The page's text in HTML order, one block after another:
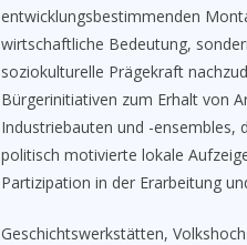
entwicklungsbestimmenden
wirtschaftliche Bedeutung,
soziokulturelle Prägekraft
Bürgerinitiativen zum Erhalt von
Industriebauten und -ensembles,
politisch motivierte lokale
Partizipation in der Erarbeitung
Geschichtswerkstätten,